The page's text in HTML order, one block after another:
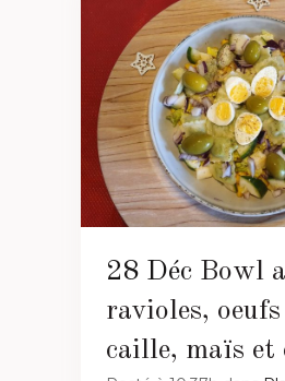
28 Déc Bowl
ravioles, oeufs
caille, maïs et